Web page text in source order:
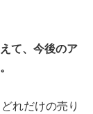
て、今後のア
れだけの売り